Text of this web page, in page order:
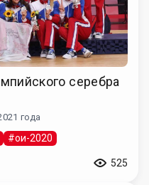
серебра
года
#ои-2020
525